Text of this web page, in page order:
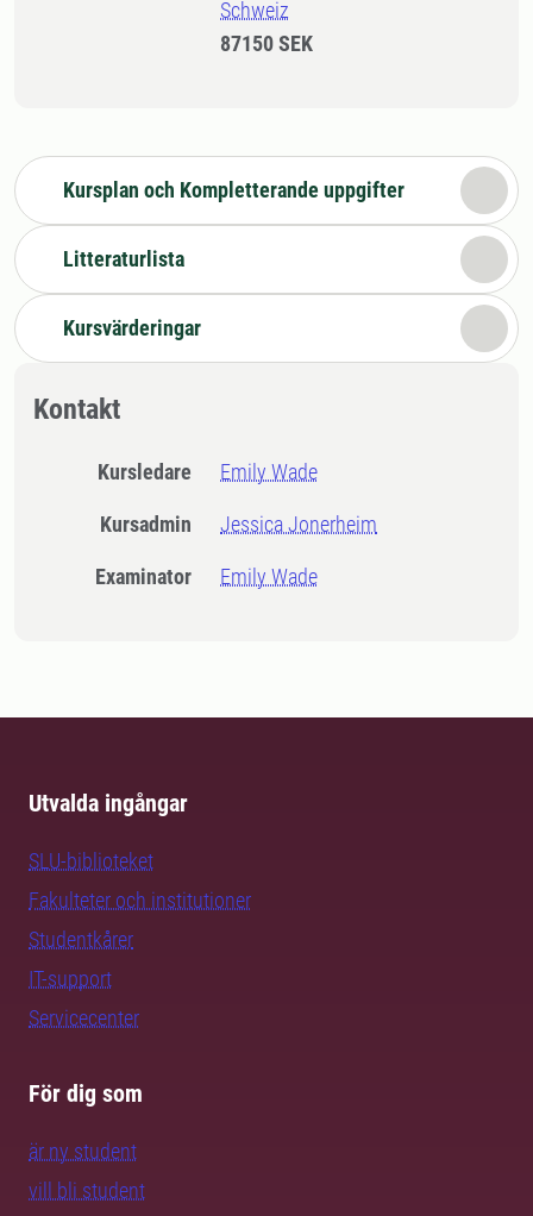
Schweiz
87150 SEK
Kursplan och Kompletterande uppgifter
Litteraturlista
Kursvärderingar
Kontakt
Kursledare Emily Wade
Kursadmin Jessica Jonerheim
Examinator Emily Wade
Utvalda ingångar
SLU-biblioteket
Fakulteter och institutioner
Studentkårer
IT-support
Servicecenter
För dig som
är ny student
vill bli student